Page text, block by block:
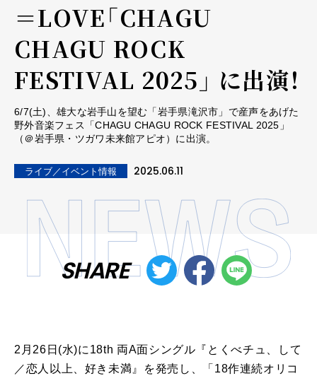
＝LOVE「CHAGU
CHAGU ROCK
FESTIVAL 2025」 に出演！
6/7(土)、雄大な岩手山を望む「岩手県滝沢市」で産声をあげた
野外音楽フェス「CHAGU CHAGU ROCK FESTIVAL 2025」
（＠岩手県・ツガワ未来館アピオ）に出演。
ライブ／イベント情報 2025.06.11
SHARE
2月26日(水)に18th 両A面シングル『とくべチュ、して
／恋人以上、好き未満』を発売し、「18作連続オリコ